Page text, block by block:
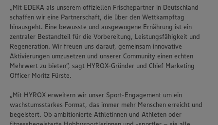
​​„Mit EDEKA als unserem offiziellen Frischepartner in Deutschland
schaffen wir eine Partnerschaft, die über den Wettkampftag
hinausgeht. Eine bewusste und ausgewogene Ernährung ist ein
zentraler Bestandteil für die Vorbereitung, Leistungsfähigkeit und
Regeneration. Wir freuen uns darauf, gemeinsam innovative
Aktivierungen umzusetzen und unserer Community einen echten
Mehrwert zu bieten“, ​sagt HYROX-Gründer​​​ und Chief Marketing
Officer​​​ Moritz Fürste.​​
​​„Mit HYROX erweitern wir unser Sport-Engagement um ein
wachstumsstarkes Format, das immer mehr Menschen erreicht und
begeistert. Ob ambitionierte Athletinnen und Athleten oder